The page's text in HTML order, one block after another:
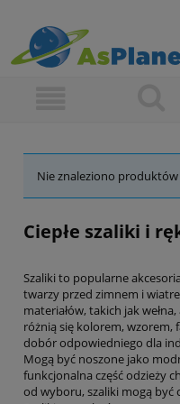
Nie znaleziono
Ciepłe szaliki i
Szaliki to popularne
twarzy przed zimnem i
materiałów, takich jak
różnią się kolorem, wzorem,
dobór odpowiedniego dla
Mogą być noszone jako
funkcjonalna część odzieży
od wyboru, szaliki mogą być